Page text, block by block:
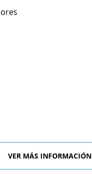
VER MÁS INFORMACIÓN